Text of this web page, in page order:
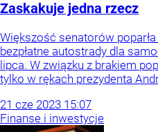
Zaskakuje jedna rzecz
Większość senatorów
bezpłatne autostrady dla
lipca. W związku z brakiem
tylko w rękach prezydenta
21 cze 2023 15:07
Finanse i inwestycje